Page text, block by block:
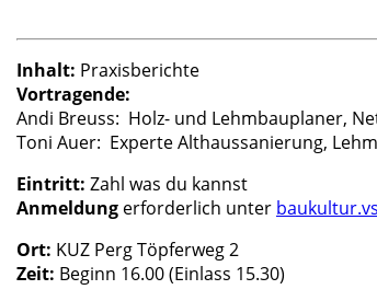
Inhalt: Praxisberichte
Vortragende:
Andi Breuss: Holz- und Lehmbauplaner,
Toni Auer: Experte Althaussanierung,
Eintritt: Zahl was du kannst
Anmeldung erforderlich unter
Ort: KUZ Perg Töpferweg 2
Zeit: Beginn 16.00 (Einlass 15.30)